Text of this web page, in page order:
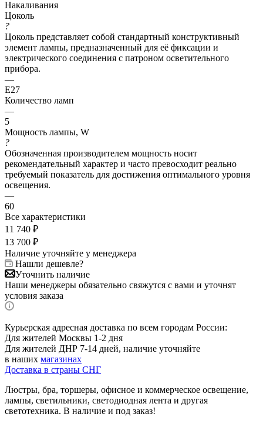
Накаливания
Цоколь
?
Цоколь представляет собой стандартный конструктивный
элемент лампы, предназначенный для её фиксации и
электрического соединения с патроном осветительного
прибора.
—
E27
Количество ламп
—
5
Мощность лампы, W
?
Обозначенная производителем мощность носит
рекомендательный характер и часто превосходит реально
требуемый показатель для достижения оптимального уровня
освещения.
—
60
Все характеристики
11 740 ₽
13 700 ₽
Наличие уточняйте у менеджера
Нашли дешевле?
Уточнить наличие
Наши менеджеры обязательно свяжутся с вами и уточнят
условия заказа
Курьерская адресная доставка по всем городам России:
Для жителей Москвы 1-2 дня
Для жителей ДНР 7-14 дней, наличие уточняйте
в наших магазинах
Доставка в страны СНГ
Люстры, бра, торшеры, офисное и коммерческое освещение,
лампы, светильники, светодиодная лента и другая
светотехника. В наличие и под заказ!